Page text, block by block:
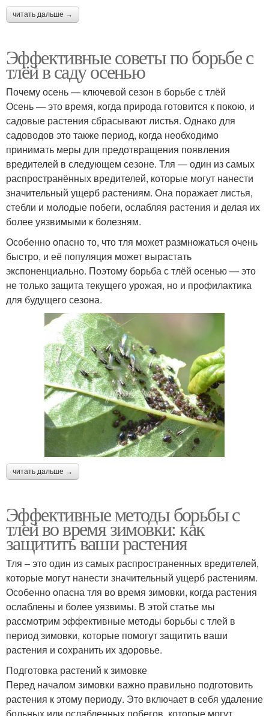
читать дальше →
Эффективные советы по борьбе с
тлёй в саду осенью
Почему осень — ключевой сезон в борьбе с тлёй
Осень — это время, когда природа готовится к покою, и
садовые растения сбрасывают листья. Однако для
садоводов это также период, когда необходимо
принимать меры для предотвращения появления
вредителей в следующем сезоне. Тля — один из самых
распространённых вредителей, которые могут нанести
значительный ущерб растениям. Она поражает листья,
стебли и молодые побеги, ослабляя растения и делая их
более уязвимыми к болезням.
Особенно опасно то, что тля может размножаться очень
быстро, и её популяция может вырастать
экспоненциально. Поэтому борьба с тлёй осенью — это
не только защита текущего урожая, но и профилактика
для будущего сезона.
читать дальше →
Эффективные методы борьбы с
тлей во время зимовки: как
защитить ваши растения
Тля – это один из самых распространенных вредителей,
которые могут нанести значительный ущерб растениям.
Особенно опасна тля во время зимовки, когда растения
ослаблены и более уязвимы. В этой статье мы
рассмотрим эффективные методы борьбы с тлей в
период зимовки, которые помогут защитить ваши
растения и сохранить их здоровье.
Подготовка растений к зимовке
Перед началом зимовки важно правильно подготовить
растения к этому периоду. Это включает в себя удаление